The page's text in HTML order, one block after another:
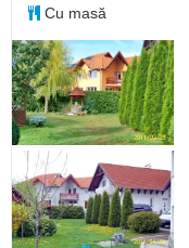
Cu masă